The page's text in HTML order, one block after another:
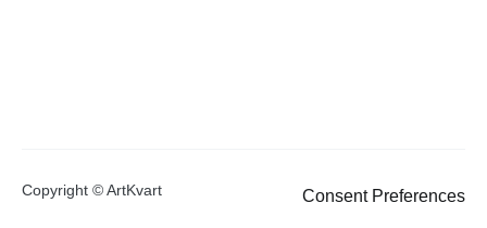
Copyright © ArtKvart Consent Preferences